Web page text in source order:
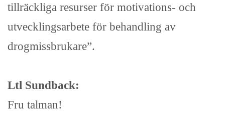
tillräckliga resurser för motivations- och
utvecklingsarbete för behandling av
drogmissbrukare”.
Ltl Sundback:
Fru talman!